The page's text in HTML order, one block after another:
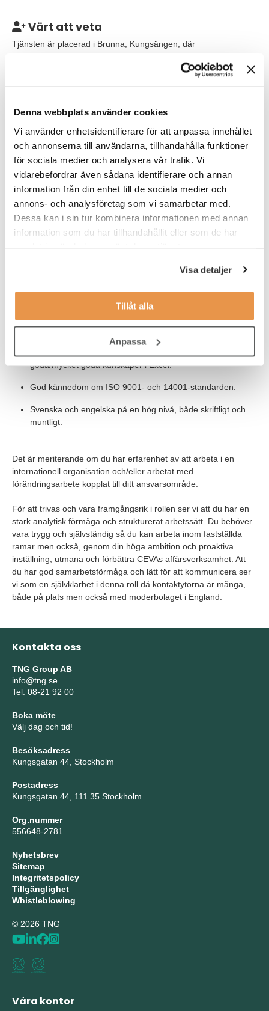
Denna webbplats använder cookies
Vi använder enhetsidentifierare för att anpassa innehållet
och annonserna till användarna, tillhandahålla funktioner
för sociala medier och analysera vår trafik. Vi
vidarebefordrar även sådana identifierare och annan
information från din enhet till de sociala medier och
annons- och analysföretag som vi samarbetar med.
Dessa kan i sin tur kombinera informationen med annan
information som du har tillhandahållit eller som de har
Visa detaljer
Tillåt alla
Anpassa
Värt att veta
Tjänsten är placerad i Brunna, Kungsängen, där
som är ledande i modebranschen. Arbetstiden är 40 timmar per
direktrapportera till Head of QHSE för UKIN och en dotted line till
Site Manager i Kungsängen. Du blir en del av ledningsgruppen
och kommer samarbeta nära övriga beslutande organ. Tänkt
start sker enligt överenskommelse.
Övrig information: Eftersom personer inom UKIN kommer vara
med och granska urvalet behöver ditt CV vara på engelska, tar
du dig vidare till slutintervju kommer den genomföras på
engelska.
Våra förväntningar
att vara aktuell för rollen ser vi att du har:
Relevant examen inom området EHS och en gedigen
förståelse för miljö-, hälsa- och säkerhetsfrågor.
Arbetslivserfarenhet inom området.
goda/mycket goda kunskaper i Excel.
God kännedom om ISO 9001- och 14001-standarden.
Svenska och engelska på en hög nivå, både skriftligt och
muntligt.
Det är meriterande om du har erfarenhet av att arbeta i en
internationell organisation och/eller arbetat med
förändringsarbete kopplat till ditt ansvarsområde.
För att trivas och vara framgångsrik i rollen ser vi att du har en
stark analytisk förmåga och strukturerat arbetssätt. Du behöver
vara trygg och självständig så du kan arbeta inom fastställda
ramar men också, genom din höga ambition och proaktiva
inställning, utmana och förbättra CEVAs affärsverksamhet. Att
du har god samarbetsförmåga och lätt för att kommunicera ser
vi som en självklarhet i denna roll då kontaktytorna är många,
både på plats men också med moderbolaget i England.
Kontakta oss
TNG Group AB
info@tng.se
Tel: 08-21 92 00
Boka möte
Välj dag och tid!
Besöksadress
Kungsgatan 44, Stockholm
Postadress
Kungsgatan 44, 111 35 Stockholm
Org.nummer
556648-2781
Nyhetsbrev
Sitemap
Integritetspolicy
Tillgänglighet
Whistleblowing
© 2026 TNG
Våra kontor